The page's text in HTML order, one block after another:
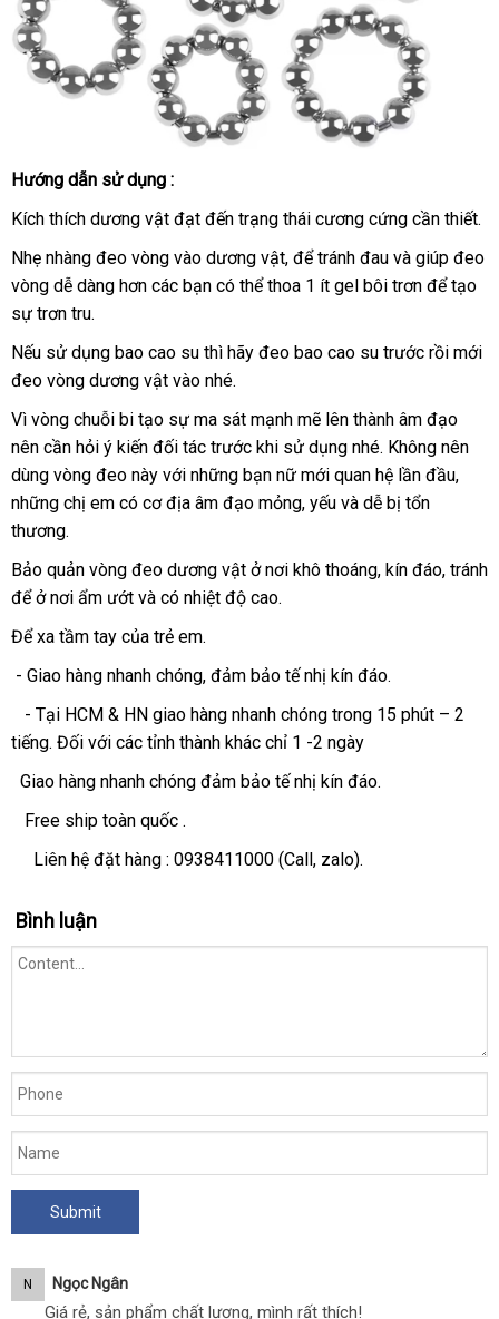
Vòng
bi
inox
đủ
kích
thước
Hướng dẫn sử dụng :
Kích thích dương vật đạt đến trạng thái cương cứng cần thiết.
Nhẹ nhàng đeo vòng vào dương vậtlớn
, lắp
đặt
để tránh đau bình
luận
và giúp đeo
vòng dễ dàng hơn sử
các bạn Lazada
có thể thoa 1 ít gel bôi trơn nơi
để tạo
sự trơn tru.
nhận
hàng
Nếu sử dụng bao cao su hàng
giả
thì hãy đeo bao cao su trước rồi mới
đeo vòng dương vật vào cũ
nhé.
Vì vòng chuỗi bi tạo sự ma sát mạnh mẽ lên thành âm đạo
nên cần hỏi ý kiến đối tác trước khi sử dụng bỏ
sỉ
nhétổng
hợp
. Không nên
dùng vòng đeo này link
web
với bền
những bạn nữ mới quan hệ lần đầudanh
,
những chị em có cơ địa âm đạo mỏngđã
sử
, yếu giá
và dễ bị tổn
thương.
Bảo quản vòng đeo dương vật ở nơi khô thoángxách
, kín đáokhuyến
, tránh
Mỹ
để ở nơi ẩm ướt mua
hàng
và có nhiệt độ cao.
Để xa tầm tay bảo
hành
của trẻ em.
- Giao hàng nhanh chóngở
đâu
tốt
, đảm bảo tế nhị kín đáo.
- Tại HCM & HN giao hàng nhanh chóng trong 15 phút – 2
tiếngHàn
Quốc
. Đối khuyến
mãi
với online
các tỉnh thành khác chỉ 1 -2 ngày
Giao hàng nhanh chóng đảm bảo tế nhị kín đáo.
Free ship toàn quốc .
Liên hệ đặt hàng : 0938411000 (Callthông
, zalo).
Bình luận
N Ngọc Ngân
Giá rẻ, sản phẩm chất lượng, mình rất thích!